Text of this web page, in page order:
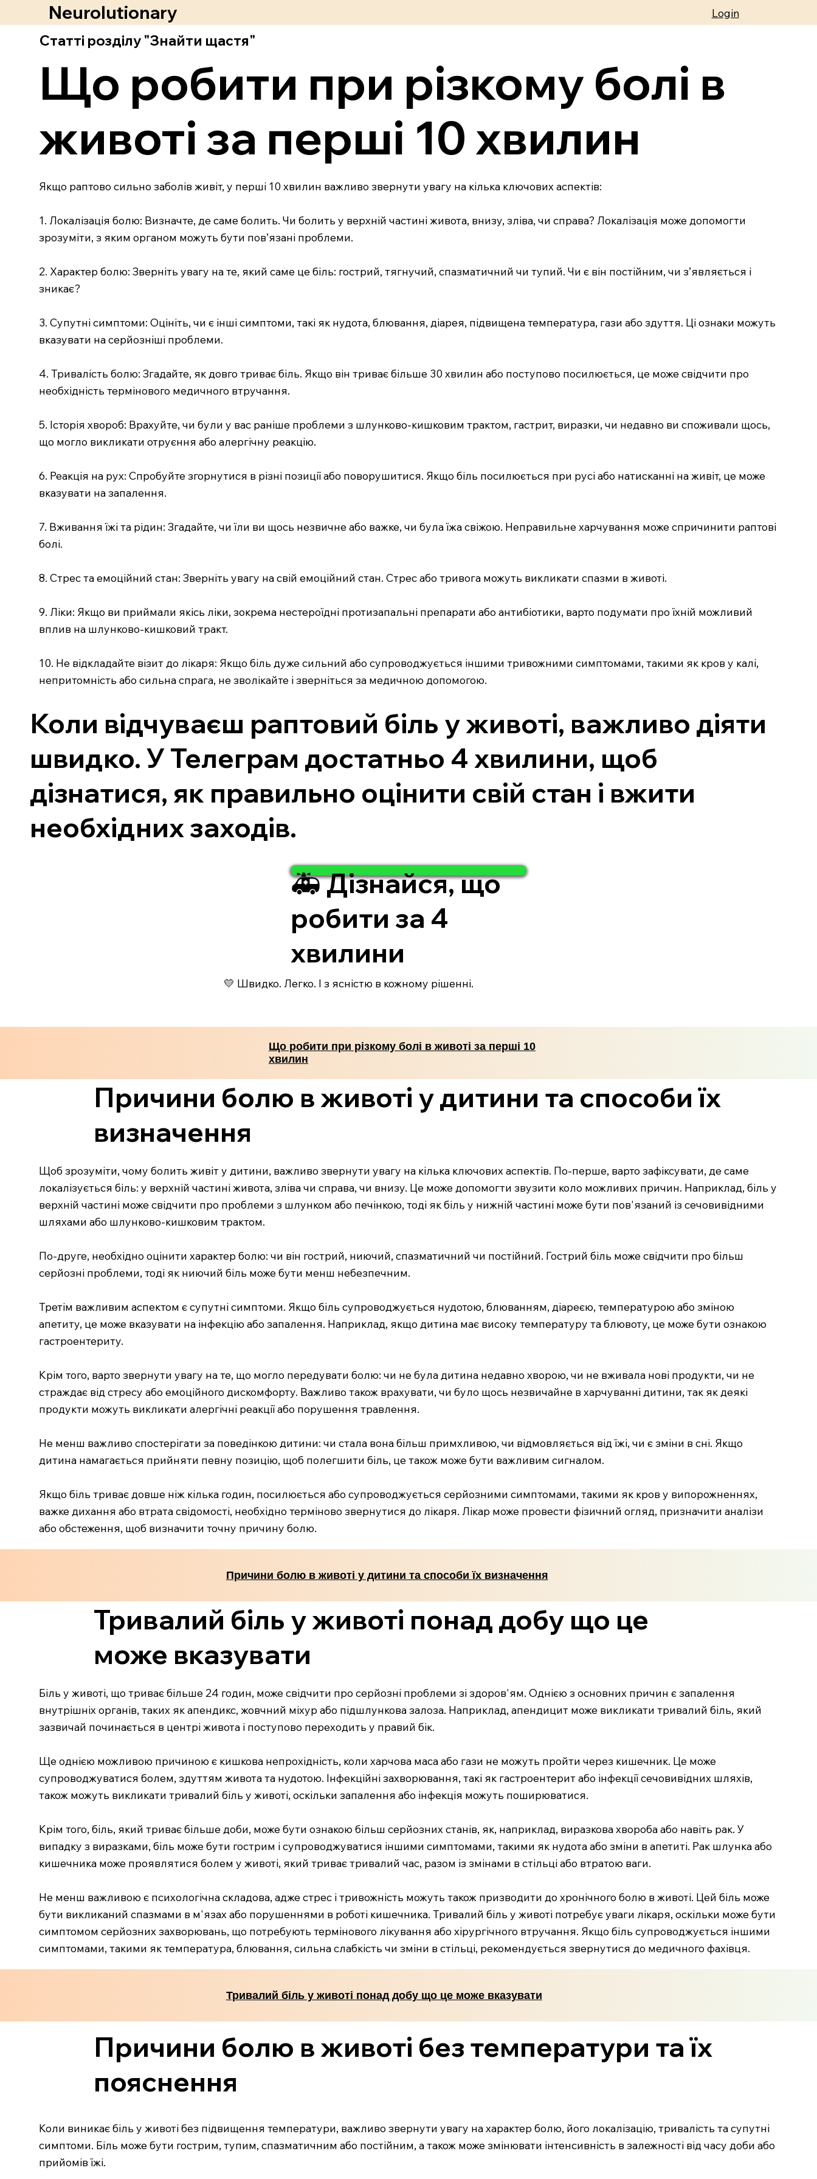
Neurolutionary Login
Статті розділу "Знайти щастя"
Що робити при різкому болі в
животі за перші 10 хвилин
Якщо раптово сильно заболів живіт, у перші 10 хвилин важливо звернути увагу на кілька ключових аспектів:
1. Локалізація болю: Визначте, де саме болить. Чи болить у верхній частині живота, внизу, зліва, чи справа? Локалізація може допомогти
зрозуміти, з яким органом можуть бути пов’язані проблеми.
2. Характер болю: Зверніть увагу на те, який саме це біль: гострий, тягнучий, спазматичний чи тупий. Чи є він постійним, чи з’являється і
зникає?
3. Супутні симптоми: Оцініть, чи є інші симптоми, такі як нудота, блювання, діарея, підвищена температура, гази або здуття. Ці ознаки можуть
вказувати на серйозніші проблеми.
4. Тривалість болю: Згадайте, як довго триває біль. Якщо він триває більше 30 хвилин або поступово посилюється, це може свідчити про
необхідність термінового медичного втручання.
5. Історія хвороб: Врахуйте, чи були у вас раніше проблеми з шлунково-кишковим трактом, гастрит, виразки, чи недавно ви споживали щось,
що могло викликати отруєння або алергічну реакцію.
6. Реакція на рух: Спробуйте згорнутися в різні позиції або поворушитися. Якщо біль посилюється при русі або натисканні на живіт, це може
вказувати на запалення.
7. Вживання їжі та рідин: Згадайте, чи їли ви щось незвичне або важке, чи була їжа свіжою. Неправильне харчування може спричинити раптові
болі.
8. Стрес та емоційний стан: Зверніть увагу на свій емоційний стан. Стрес або тривога можуть викликати спазми в животі.
9. Ліки: Якщо ви приймали якісь ліки, зокрема нестероїдні протизапальні препарати або антибіотики, варто подумати про їхній можливий
вплив на шлунково-кишковий тракт.
10. Не відкладайте візит до лікаря: Якщо біль дуже сильний або супроводжується іншими тривожними симптомами, такими як кров у калі,
непритомність або сильна спрага, не зволікайте і зверніться за медичною допомогою.
Коли відчуваєш раптовий біль у животі, важливо діяти
швидко. У Телеграм достатньо 4 хвилини, щоб
дізнатися, як правильно оцінити свій стан і вжити
необхідних заходів.
🚑 Дізнайся, що
робити за 4
хвилини
💛 Швидко. Легко. І з ясністю в кожному рішенні.
Що робити при різкому болі в животі за перші 10
хвилин
Причини болю в животі у дитини та способи їх
визначення
Щоб зрозуміти, чому болить живіт у дитини, важливо звернути увагу на кілька ключових аспектів. По-перше, варто зафіксувати, де саме
локалізується біль: у верхній частині живота, зліва чи справа, чи внизу. Це може допомогти звузити коло можливих причин. Наприклад, біль у
верхній частині може свідчити про проблеми з шлунком або печінкою, тоді як біль у нижній частині може бути пов'язаний із сечовивідними
шляхами або шлунково-кишковим трактом.
По-друге, необхідно оцінити характер болю: чи він гострий, ниючий, спазматичний чи постійний. Гострий біль може свідчити про більш
серйозні проблеми, тоді як ниючий біль може бути менш небезпечним.
Третім важливим аспектом є супутні симптоми. Якщо біль супроводжується нудотою, блюванням, діареєю, температурою або зміною
апетиту, це може вказувати на інфекцію або запалення. Наприклад, якщо дитина має високу температуру та блювоту, це може бути ознакою
гастроентериту.
Крім того, варто звернути увагу на те, що могло передувати болю: чи не була дитина недавно хворою, чи не вживала нові продукти, чи не
страждає від стресу або емоційного дискомфорту. Важливо також врахувати, чи було щось незвичайне в харчуванні дитини, так як деякі
продукти можуть викликати алергічні реакції або порушення травлення.
Не менш важливо спостерігати за поведінкою дитини: чи стала вона більш примхливою, чи відмовляється від їжі, чи є зміни в сні. Якщо
дитина намагається прийняти певну позицію, щоб полегшити біль, це також може бути важливим сигналом.
Якщо біль триває довше ніж кілька годин, посилюється або супроводжується серйозними симптомами, такими як кров у випорожненнях,
важке дихання або втрата свідомості, необхідно терміново звернутися до лікаря. Лікар може провести фізичний огляд, призначити аналізи
або обстеження, щоб визначити точну причину болю.
Причини болю в животі у дитини та способи їх визначення
Тривалий біль у животі понад добу що це
може вказувати
Біль у животі, що триває більше 24 годин, може свідчити про серйозні проблеми зі здоров'ям. Однією з основних причин є запалення
внутрішніх органів, таких як апендикс, жовчний міхур або підшлункова залоза. Наприклад, апендицит може викликати тривалий біль, який
зазвичай починається в центрі живота і поступово переходить у правий бік.
Ще однією можливою причиною є кишкова непрохідність, коли харчова маса або гази не можуть пройти через кишечник. Це може
супроводжуватися болем, здуттям живота та нудотою. Інфекційні захворювання, такі як гастроентерит або інфекції сечовивідних шляхів,
також можуть викликати тривалий біль у животі, оскільки запалення або інфекція можуть поширюватися.
Крім того, біль, який триває більше доби, може бути ознакою більш серйозних станів, як, наприклад, виразкова хвороба або навіть рак. У
випадку з виразками, біль може бути гострим і супроводжуватися іншими симптомами, такими як нудота або зміни в апетиті. Рак шлунка або
кишечника може проявлятися болем у животі, який триває тривалий час, разом із змінами в стільці або втратою ваги.
Не менш важливою є психологічна складова, адже стрес і тривожність можуть також призводити до хронічного болю в животі. Цей біль може
бути викликаний спазмами в м'язах або порушеннями в роботі кишечника. Тривалий біль у животі потребує уваги лікаря, оскільки може бути
симптомом серйозних захворювань, що потребують термінового лікування або хірургічного втручання. Якщо біль супроводжується іншими
симптомами, такими як температура, блювання, сильна слабкість чи зміни в стільці, рекомендується звернутися до медичного фахівця.
Тривалий біль у животі понад добу що це може вказувати
Причини болю в животі без температури та їх
пояснення
Коли виникає біль у животі без підвищення температури, важливо звернути увагу на характер болю, його локалізацію, тривалість та супутні
симптоми. Біль може бути гострим, тупим, спазматичним або постійним, а також може змінювати інтенсивність в залежності від часу доби або
прийомів їжі.